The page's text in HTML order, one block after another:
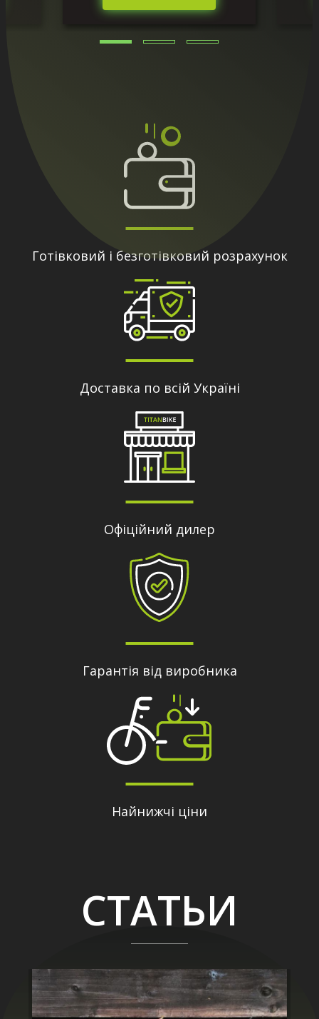
Готівковий і безготівковий розрахунок
Доставка по всій Україні
Офіційний дилер
Гарантія від виробника
Найнижчі ціни
СТАТЬИ